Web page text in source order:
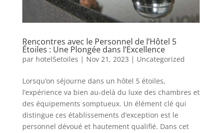
Rencontres avec le Personnel de l’Hôtel 5
Étoiles : Une Plongée dans l’Excellence
par hotel5etoiles | Nov 21, 2023 | Uncategorized
Lorsqu’on séjourne dans un hôtel 5 étoiles,
l’expérience va bien au-delà du luxe des chambres et
des équipements somptueux. Un élément clé qui
distingue ces établissements d’exception est le
personnel dévoué et hautement qualifié. Dans cet